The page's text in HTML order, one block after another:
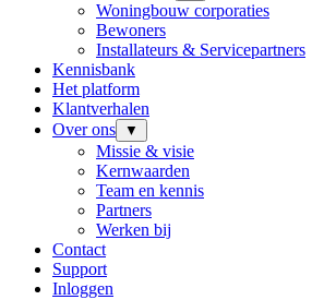
Woningbouw corporaties
Bewoners
Installateurs & Servicepartners
Kennisbank
Het platform
Klantverhalen
Over ons
▼
Missie & visie
Kernwaarden
Team en kennis
Partners
Werken bij
Contact
Support
Inloggen